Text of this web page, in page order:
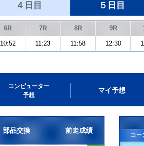
４日目 ５日目
6R 7R 8R 9R
10:52 11:23 11:58 12:30
コンピューター
予想
マイ予想
部品交換
前走成績
コー